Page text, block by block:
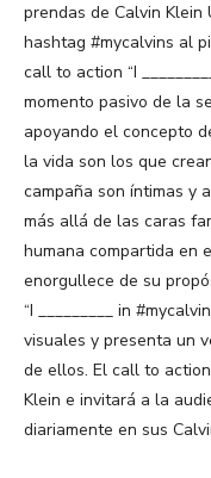
prendas de Calvin Klein
hashtag #mycalvins al
call to action “I
momento pasivo de la
apoyando el concepto
la vida son los que
campaña son íntimas y
más allá de las caras
humana compartida en
enorgullece de su
“I _________ in
visuales y presenta un
de ellos. El call to
Klein e invitará a la
diariamente en sus